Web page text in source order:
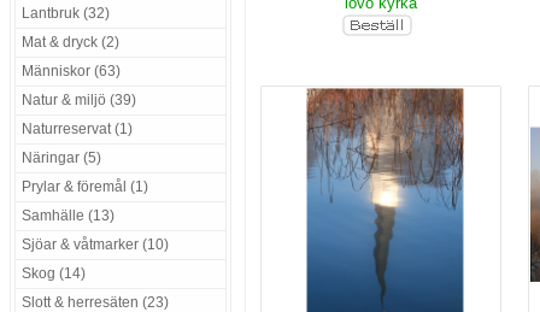
Lantbruk (32)
Mat & dryck (2)
Människor (63)
Natur & miljö (39)
Naturreservat (1)
Näringar (5)
Prylar & föremål (1)
Samhälle (13)
Sjöar & våtmarker (10)
Skog (14)
Slott & herresäten (23)